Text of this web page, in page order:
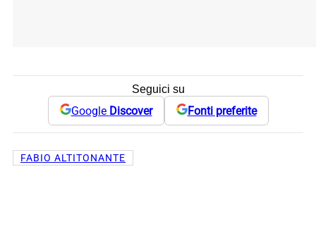
Seguici su
Google Discover Fonti preferite
FABIO ALTITONANTE